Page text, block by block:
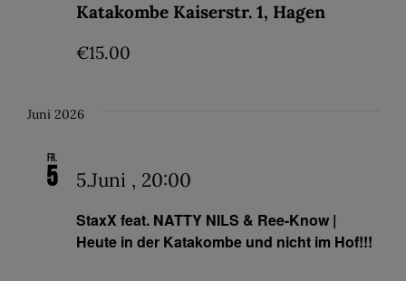
Katakombe Kaiserstr. 1, Hagen
€15.00
Juni 2026
Fr.
5
StaxX feat. NATTY NILS & Ree-Know |
Heute in der Katakombe und nicht im Hof!!!
5.Juni , 20:00